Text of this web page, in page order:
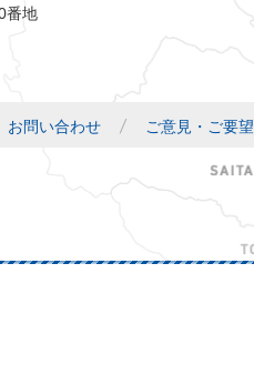
番地
お問い合わせ ご意見・ご要望